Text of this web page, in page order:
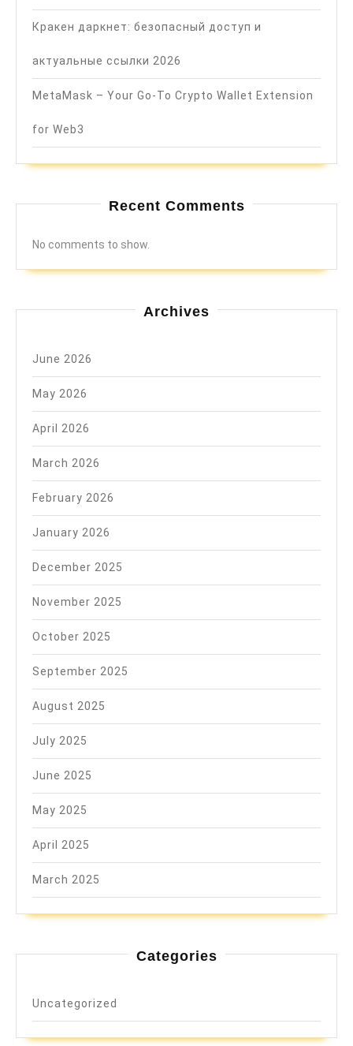
Кракен даркнет: безопасный доступ и
актуальные ссылки 2026
MetaMask – Your Go-To Crypto Wallet Extension
for Web3
Recent Comments
No comments to show.
Archives
June 2026
May 2026
April 2026
March 2026
February 2026
January 2026
December 2025
November 2025
October 2025
September 2025
August 2025
July 2025
June 2025
May 2025
April 2025
March 2025
Categories
Uncategorized